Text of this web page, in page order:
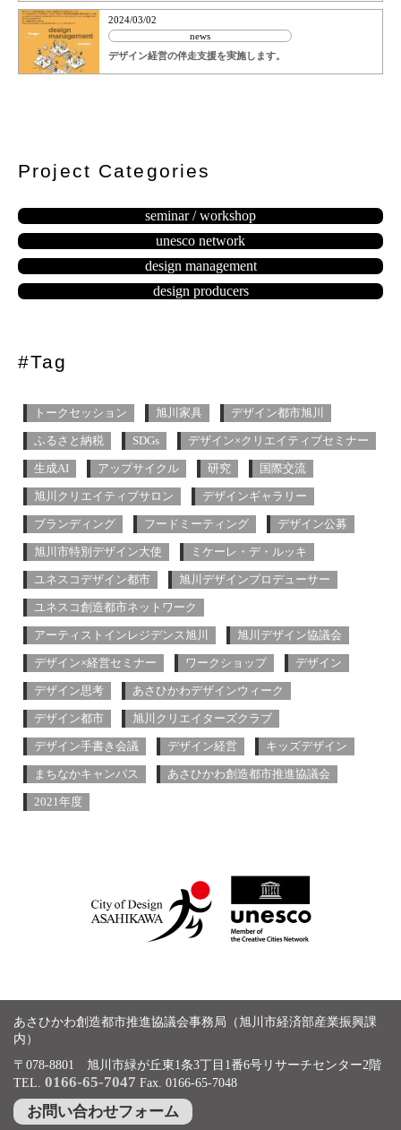
2024/03/02
news
デザイン経営の伴走支援を実施します。
Project Categories
seminar / workshop
unesco network
design management
design producers
#Tag
トークセッション 旭川家具 デザイン都市旭川
ふるさと納税 SDGs デザイン×クリエイティブセミナー
生成AI アップサイクル 研究 国際交流
旭川クリエイティブサロン デザインギャラリー
ブランディング フードミーティング デザイン公募
旭川市特別デザイン大使 ミケーレ・デ・ルッキ
ユネスコデザイン都市 旭川デザインプロデューサー
ユネスコ創造都市ネットワーク
アーティストインレジデンス旭川 旭川デザイン協議会
デザイン×経営セミナー ワークショップ デザイン
デザイン思考 あさひかわデザインウィーク
デザイン都市 旭川クリエイターズクラブ
デザイン手書き会議 デザイン経営 キッズデザイン
まちなかキャンパス あさひかわ創造都市推進協議会
2021年度
あさひかわ創造都市推進協議会事務局（旭川市経済部産業振興課
内）
〒078-8801 旭川市緑が丘東1条3丁目1番6号リサーチセンター2階
TEL. 0166-65-7047 Fax. 0166-65-7048
お問い合わせフォーム